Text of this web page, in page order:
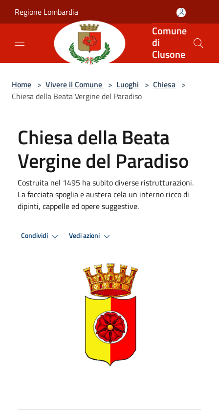
Regione Lombardia
Comune
di
Clusone
Home > Vivere il Comune > Luoghi > Chiesa >
Chiesa della Beata Vergine del Paradiso
Chiesa della Beata
Vergine del Paradiso
Costruita nel 1495 ha subito diverse ristrutturazioni.
La facciata spoglia e austera cela un interno ricco di
dipinti, cappelle ed opere suggestive.
Condividi Vedi azioni